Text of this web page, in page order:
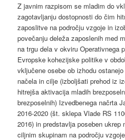
Z javnim razpisom se mladim do
zagotavljanju dostopnosti do čim
zaposlitve na področju vzgoje in
povečanju deleža zaposlenih med
na trgu dela v okviru Operativnega
Evropske kohezijske politike v
vključene osebe ob izhodu
načela in cilje (izboljšati prehod iz
hitrejša aktivacija mladih
brezposelnih) Izvedbenega načrta
2016-2020 (št. sklepa Vlade RS
2016) in predstavlja poseben ukrep
ciljnim skupinam na področju